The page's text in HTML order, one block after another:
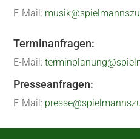
E-Mail:
Terminanfragen:
E-Mail:
Presseanfragen:
E-Mail: